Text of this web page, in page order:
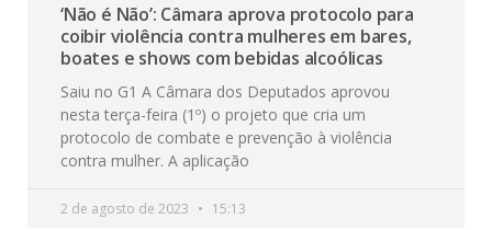
‘Não é Não’: Câmara aprova protocolo para
coibir violência contra mulheres em bares,
boates e shows com bebidas alcoólicas
Saiu no G1 A Câmara dos Deputados aprovou
nesta terça-feira (1º) o projeto que cria um
protocolo de combate e prevenção à violência
contra mulher. A aplicação
2 de agosto de 2023 15:13